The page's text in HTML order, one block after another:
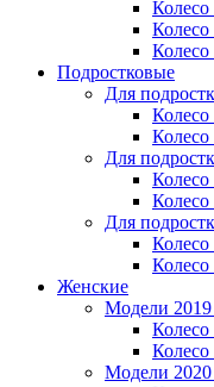
Колесо
Колесо
Колесо
Подростковые
Для
Колесо
Колесо
Для
Колесо
Колесо
Для
Колесо
Колесо
Женскиe
Модели
Колесо
Колесо
Модели